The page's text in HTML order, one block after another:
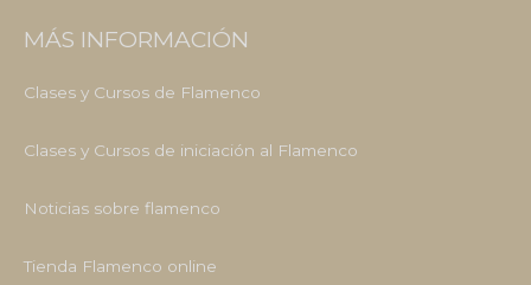
MÁS INFORMACIÓN
Clases y Cursos de Flamenco
Clases y Cursos de iniciación al Flamenco
Noticias sobre flamenco
Tienda Flamenco online